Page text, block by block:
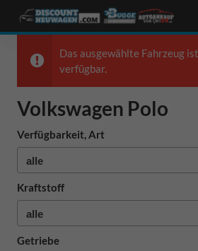
Das ausgewählte Fahrzeug
verfügbar.
Volkswagen Polo
Verfügbarkeit, Art
Kraftstoff
Getriebe